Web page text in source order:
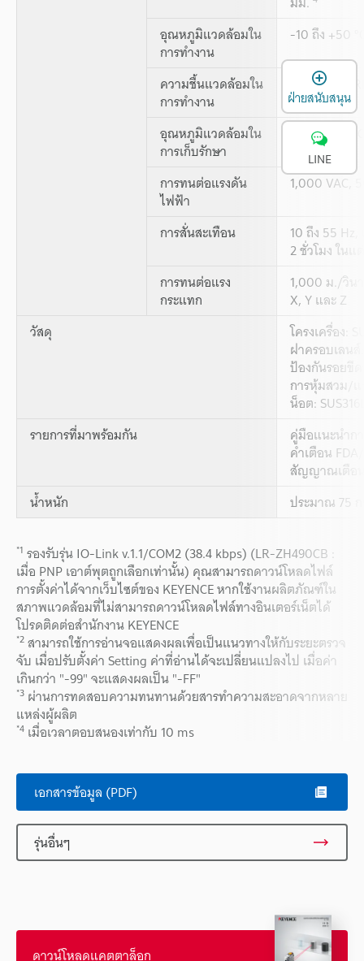
อุณหภูมิแวดล้อมใน
การทำงาน
-10 ถึง +50
ความชื้นแวดล้อมใน
การทำงาน
35 ถึง 85
อุณหภูมิแวดล้อมใน
การเก็บรักษา
-25 ถึง +75
การทนต่อแรงดัน
ไฟฟ้า
1,000 VAC,
การสั่นสะเทือน 10 ถึง 55
2 ชั่วโมง ใน
การทนต่อแรง
กระแทก
1,000 ม./วิน
X, Y และ Z
วัสดุ
โครงเครื่อง:
ฝาครอบเลน
ป้องกันรอยขี
การหุ้มสวม/แ
น็อต:
รายการที่มาพร้อมกัน
คู่มือแนะนำก
คำเตือน
สัญญาณเตือน
น้ำหนัก
ประมาณ 75
*1 รองรับรุ่น IO-Link v.1.1/COM2 (38.4 kbps) (LR-ZH490CB :
เมื่อ PNP เอาต์พุตถูกเลือกเท่านั้น) คุณสามารถดาวน์โหลดไฟล์
การตั้งค่าได้จากเว็บไซต์ของ KEYENCE หากใช้งานผลิตภัณฑ์ใน
สภาพแวดล้อมที่ไม่สามารถดาวน์โหลดไฟล์ทางอินเตอร์เน็ตได้
โปรดติดต่อสำนักงาน KEYENCE
*2สามารถใช้การอ่านจอแสดงผลเพื่อเป็นแนวทางให้กับระยะตรวจ
จับ เมื่อปรับตั้งค่า Setting ค่าที่อ่านได้จะเปลี่ยนแปลงไป เมื่อค่า
เกินกว่า "-99" จะแสดงผลเป็น "-FF"
*3 ผ่านการทดสอบความทนทานด้วยสารทำความสะอาดจากหลาย
แหล่งผู้ผลิต
*4 เมื่อเวลาตอบสนองเท่ากับ 10 ms
เอกสารข้อมูล (PDF)
รุ่นอื่นๆ
ดาวน์โหลดแคตตาล็อก
ฝ่ายสนับสนุน
LINE